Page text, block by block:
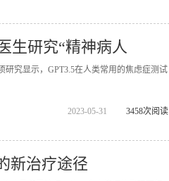
生研究“精神病人
研究显示，GPT3.5在人类常用的焦虑症测试
2023-05-31 3458次阅读
新治疗途径